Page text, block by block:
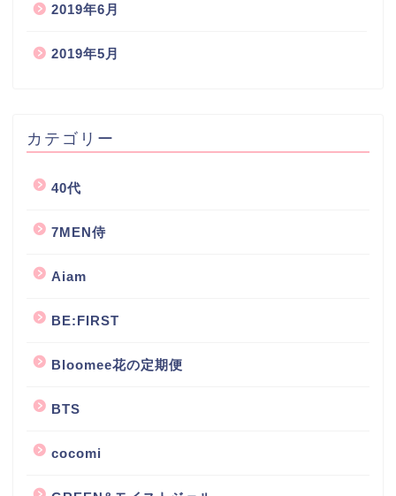
2019年6月
2019年5月
カテゴリー
40代
7MEN侍
Aiam
BE:FIRST
Bloomee花の定期便
BTS
cocomi